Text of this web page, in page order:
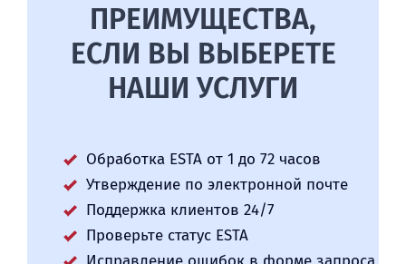
ПРЕИМУЩЕСТВА,
ЕСЛИ ВЫ ВЫБЕРЕТЕ
НАШИ УСЛУГИ
Обработка ESTA от 1 до 72 часов
Утверждение по электронной почте
Поддержка клиентов 24/7
Проверьте статус ESTA